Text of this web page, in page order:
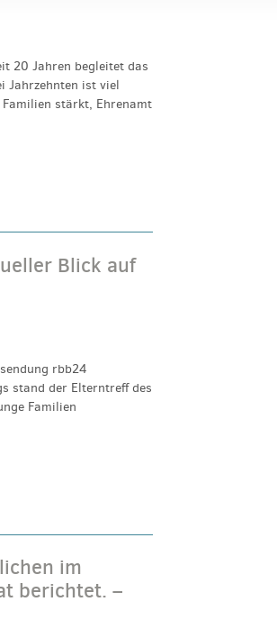
20 Jahren begleitet das
Jahrzehnten ist viel
stärkt, Ehrenamt
Blick auf
rbb24
stand der Elterntreff des
Familien
im
berichtet. –